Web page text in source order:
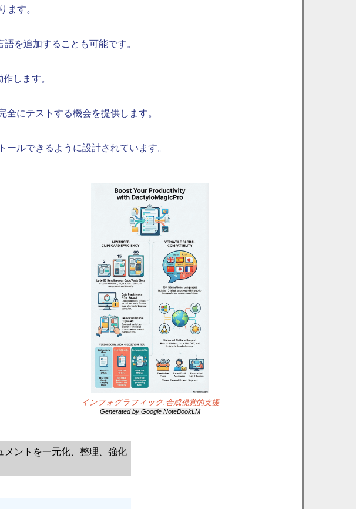
ます。
を追加することも可能です。
します。
にテストする機会を提供します。
ルできるように設計されています。
インフォグラフィック:合成視覚的支援
Generated by Google NoteBookLM
メントを一元化、整理、強化